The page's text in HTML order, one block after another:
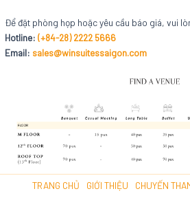
Để đặt phòng họp hoặc yêu cầu báo giá, vui
Hotline:(+84-28) 2222 5666
Email: sales@winsuitessaigon.com
TRANG CHỦ GIỚI THIỆU CHUYẾN